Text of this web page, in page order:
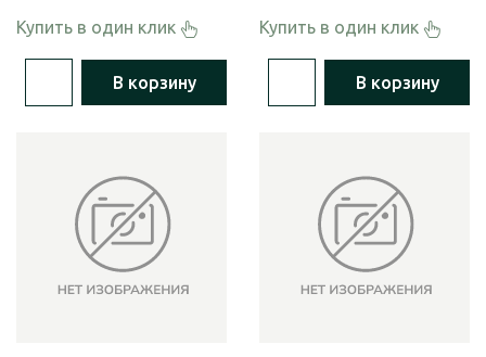
Купить в один клик
В корзину
Купить в один клик
В корзину